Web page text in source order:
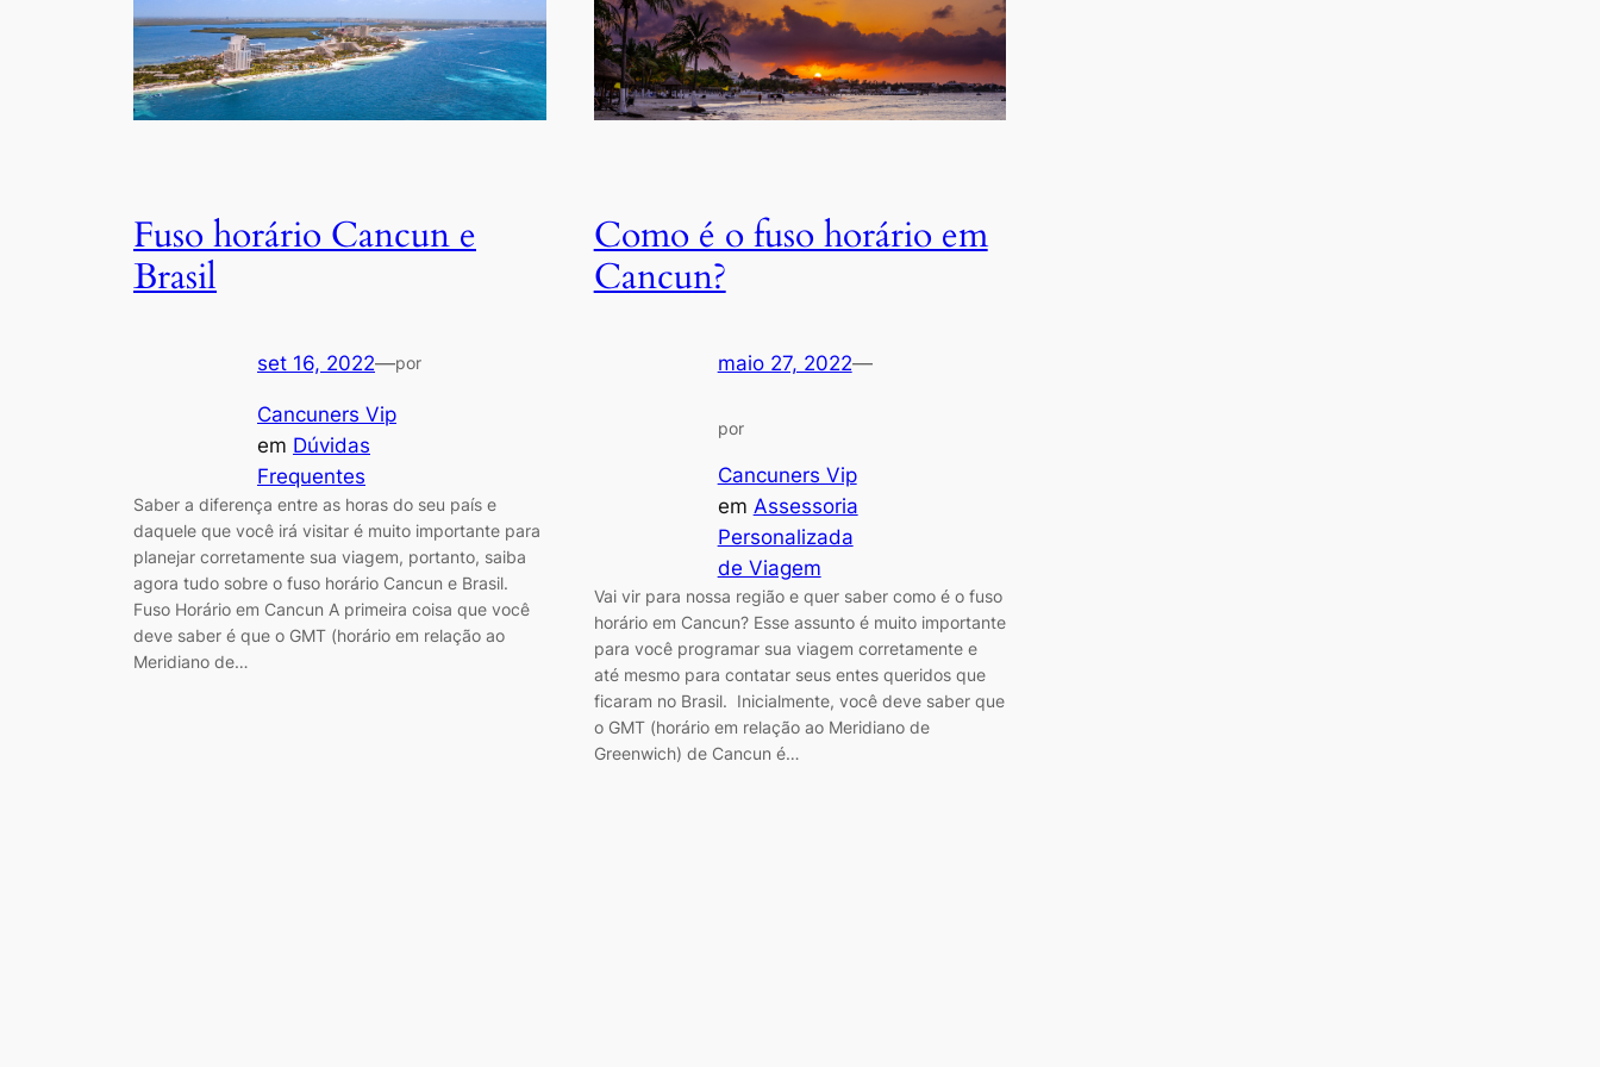
Fuso horário Cancun e
Brasil
set 16, 2022—por
Cancuners Vip
em Dúvidas
Frequentes
Saber a diferença entre as horas do seu país e
daquele que você irá visitar é muito importante para
planejar corretamente sua viagem, portanto, saiba
agora tudo sobre o fuso horário Cancun e Brasil.
Fuso Horário em Cancun A primeira coisa que você
deve saber é que o GMT (horário em relação ao
Meridiano de…
Como é o fuso horário em
Cancun?
maio 27, 2022—
por
Cancuners Vip
em Assessoria
Personalizada
de Viagem
Vai vir para nossa região e quer saber como é o fuso
horário em Cancun? Esse assunto é muito importante
para você programar sua viagem corretamente e
até mesmo para contatar seus entes queridos que
ficaram no Brasil. Inicialmente, você deve saber que
o GMT (horário em relação ao Meridiano de
Greenwich) de Cancun é…